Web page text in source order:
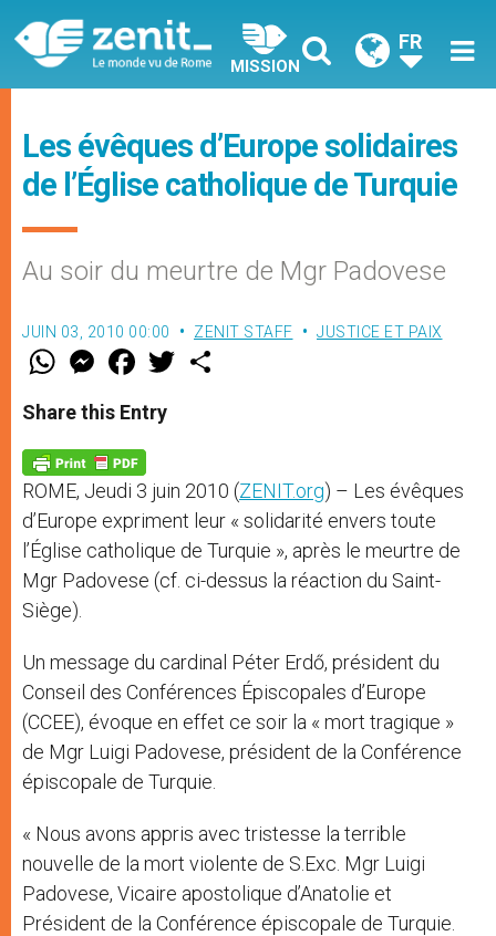
MISSION
FR
Les évêques d’Europe solidaires
de l’Église catholique de Turquie
Au soir du meurtre de Mgr Padovese
JUIN 03, 2010 00:00 ZENIT STAFF JUSTICE ET PAIX
W
t
s
p
p
M
e
s
e
g
e
r
F
a
e
b
o
k
w
Share this Entry
ROME, Jeudi 3 juin 2010 (ZENIT.org) – Les évêques
d’Europe expriment leur « solidarité envers toute
l’Église catholique de Turquie », après le meurtre de
Mgr Padovese (cf. ci-dessus la réaction du Saint-
Siège).
Un message du cardinal Péter Erdő, président du
Conseil des Conférences Épiscopales d’Europe
(CCEE), évoque en effet ce soir la « mort tragique »
de Mgr Luigi Padovese, président de la Conférence
épiscopale de Turquie.
« Nous avons appris avec tristesse la terrible
nouvelle de la mort violente de S.Exc. Mgr Luigi
Padovese, Vicaire apostolique d’Anatolie et
Président de la Conférence épiscopale de Turquie.